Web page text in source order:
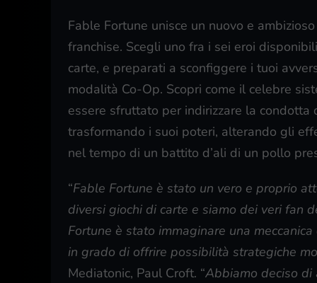
Fable Fortune unisce un nuovo e
franchise. Scegli uno fra i sei eroi
carte, e preparati a sconfiggere i tuoi
modalità Co-Op. Scopri come il celebre
essere sfruttato per indirizzare la
trasformando i suoi poteri, alterando gli
nel tempo di un battito d’ali di un pollo
“Fable Fortune è stato un vero e proprio
diversi giochi di carte e siamo dei veri fan
Fortune è stato immaginare una
in grado di offrire possibilità strategiche
Mediatonic, Paul Croft. “Abbiamo deciso di